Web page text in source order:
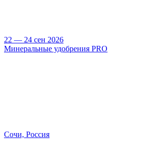
22 — 24 сен 2026
Минеральные удобрения PRO
Сочи, Россия